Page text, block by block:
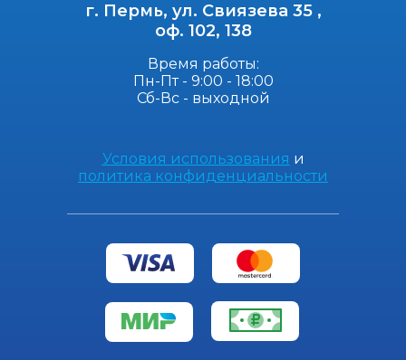
г. Пермь, ул. Свиязева 35 ,
оф. 102, 138
Время работы:
Пн-Пт - 9:00 - 18:00
Сб-Вс - выходной
Условия использования и
политика конфиденциальности